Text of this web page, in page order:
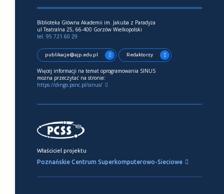
Biblioteka Główna Akademii im. Jakuba z Paradyża
ul Teatralna 25, 66-400 Gorzów Wielkopolski
tel. 95 721 60 29
publikacje@ajp.edu.pl Redaktorzy
Więcej informacji na temat oprogramowania SINUS
można przeczytać na stronie:
https://dingo.psnc.pl/sinus/
Właściciel projektu
Poznańskie Centrum Superkomputerowo-Sieciowe